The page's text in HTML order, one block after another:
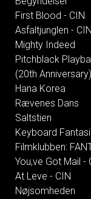
First Blood - CIN
Asfaltjunglen - CIN
Mighty Indeed
Pitchblack
(20th Anniversary)
Hana Korea
Rævenes Dans
Saltstien
Keyboard
Filmklubben:
You,ve Got Mail -
At Leve - CIN
Nøjsomheden